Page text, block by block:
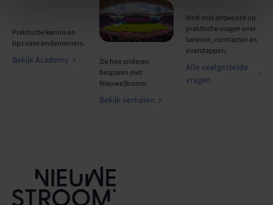
Praktische kennis en
tips voor ondernemers.
Bekijk Academy
Zie hoe anderen
besparen met
NieuweStroom.
Bekijk verhalen
Vind snel antwoord op
praktische vragen over
tarieven, contracten en
overstappen.
Alle veelgestelde
vragen